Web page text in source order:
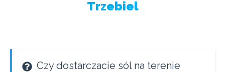
Trzebiel
Czy dostarczacie sól na terenie